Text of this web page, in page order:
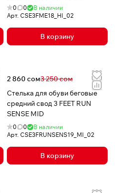
0 0
В наличии
Арт. CSE3FME18_HI_02
В корзину
2 860 сом3 250 сом
Стелька для обуви беговые
средний свод 3 FEET RUN
SENSE MID
0 0
В наличии
Арт. CSE3FRUNSENS19_MI_02
В корзину